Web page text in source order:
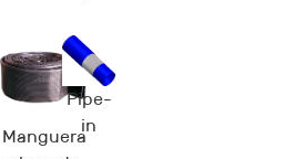
Extra TPU
Manguera
Pipe-
in
Liner™